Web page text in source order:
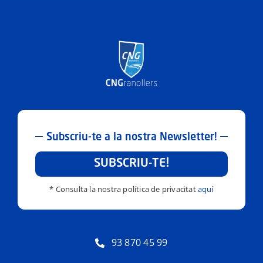
Subscriu-te a la nostra Newsletter!
SUBSCRIU-TE!
* Consulta la nostra política de privacitataquí
93 870 45 99